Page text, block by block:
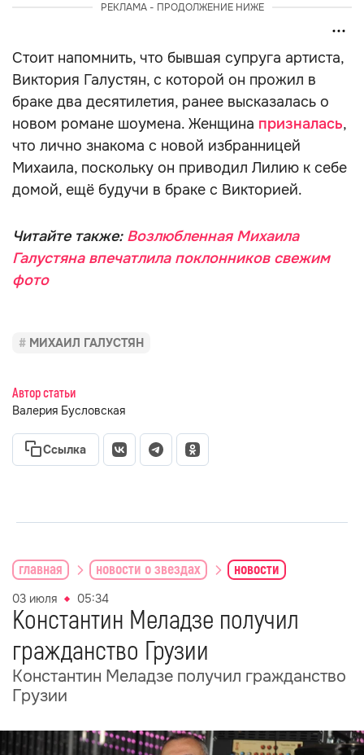
РЕКЛАМА - ПРОДОЛЖЕНИЕ НИЖЕ
Стоит напомнить, что бывшая супруга артиста,
Виктория Галустян, с которой он прожил в
браке два десятилетия, ранее высказалась о
новом романе шоумена. Женщина призналась,
что лично знакома с новой избранницей
Михаила, поскольку он приводил Лилию к себе
домой, ещё будучи в браке с Викторией.
Читайте также: Возлюбленная Михаила
Галустяна впечатлила поклонников свежим
фото
МИХАИЛ ГАЛУСТЯН
Автор статьи
Валерия Бусловская
Ссылка
главная новости о звездах новости
03 июля 05:34
Константин Меладзе получил
гражданство Грузии
Константин Меладзе получил гражданство
Грузии